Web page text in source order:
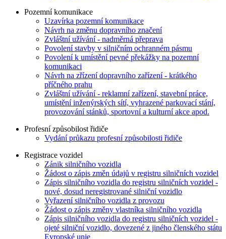
Pozemní komunikace
Uzavírka pozemní komunikace
Návrh na změnu dopravního značení
Zvláštní užívání - nadměrná přeprava
Povolení stavby v silničním ochranném pásmu
Povolení k umístění pevné překážky na pozemní
komunikaci
Návrh na zřízení dopravního zařízení - krátkého
příčného prahu
Zvláštní užívání - reklamní zařízení, stavební práce,
umístění inženýrských sítí, vyhrazené parkovací stání,
provozování stánků, sportovní a kulturní akce apod.
Profesní způsobilost řidiče
Vydání průkazu profesní způsobilosti řidiče
Registrace vozidel
Zánik silničního vozidla
Žádost o zápis změn údajů v registru silničních vozidel
Zápis silničního vozidla do registru silničních vozidel -
nové, dosud neregistrované silniční vozidlo
Vyřazení silničního vozidla z provozu
Žádost o zápis změny vlastníka silničního vozidla
Zápis silničního vozidla do registru silničních vozidel -
ojeté silniční vozidlo, dovezené z jiného členského státu
Evropské unie